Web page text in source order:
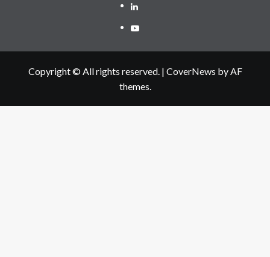
Linkedin
Youtube
Copyright © All rights reserved. | CoverNews by AF
themes.